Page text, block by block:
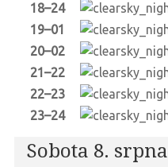
18–24
19–01
20–02
21–22
22–23
23–24
Sobota 8. srpna